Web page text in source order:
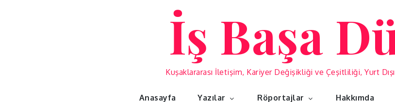
İş Başa
Kuşaklararası İletişim, Kariyer Değişikliği ve Çeşitliliği, Yurt
Anasayfa Yazılar Röportajlar Hakkımda